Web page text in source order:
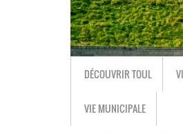
DÉCOUVRIR TOUL
VIE MUNICIPALE